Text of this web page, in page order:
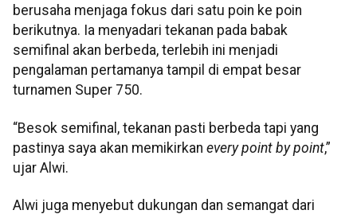
berusaha menjaga fokus dari satu poin ke poin
berikutnya. Ia menyadari tekanan pada babak
semifinal akan berbeda, terlebih ini menjadi
pengalaman pertamanya tampil di empat besar
turnamen Super 750.
“Besok semifinal, tekanan pasti berbeda tapi yang
pastinya saya akan memikirkan every point by point,”
ujar Alwi.
Alwi juga menyebut dukungan dan semangat dari